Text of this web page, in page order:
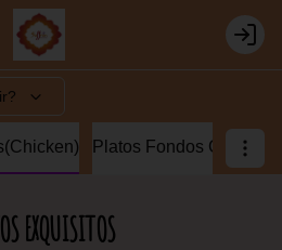
Login
Platos Fondos
EXQUISITOS